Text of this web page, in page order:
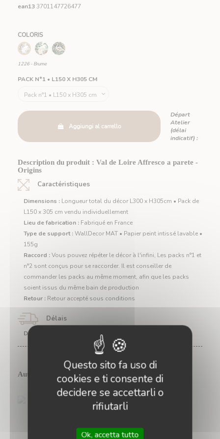
ean133701147726477
COLORIS
1226 - Brume
1224 - Pastel1225 - Pastel / Spatule
1226 - Brume
PACK N°1 • L150 X H305 CM
Aggiungi al carrello
Départ
Atelier
(délai
indicatif) :
Description du produit : Val de Loire Affresco a parete -
Origins
Caractéristiques
Dimensions : Longueur total du décor L300 x H305cm • Pack de
L150 x 305 cm vendu individuellement
Lieu de fabrication : Fabriqué en France
Type de support :WallDecor MAT • Papier peint intissé lavable •
155g
Raccord :Vous pouvez répéter le décor à l'infini, Les packs n°1 et
n°2 sont conçus pour se raccorder. Il est conseiller de
commander les packs au même moment, afin que les packs
soient issus du même bain de production
Retour : Retour accepté sous conditions
Délais
Départ Atelier (délai indicatif) :
Autres produits disponibles :
le m² à partir de
Questo sito fa uso di
cookies e ti consente di
decidere se accettarli o
rifiutarli
Ok, accetta tutto